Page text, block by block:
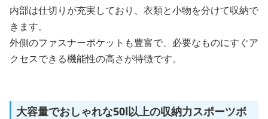
内部は仕切りが充実しており、衣類と小物を分けて収納で
きます。
外側のファスナーポケットも豊富で、必要なものにすぐア
クセスできる機能性の高さが特徴です。
大容量でおしゃれな50l以上の収納力スポーツボ